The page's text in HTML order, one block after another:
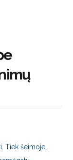
Tiek šeimoje,